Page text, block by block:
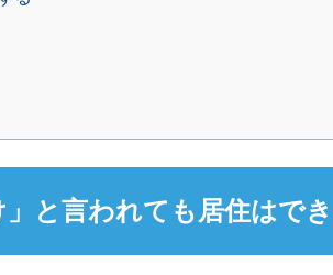
と言われても居住はで